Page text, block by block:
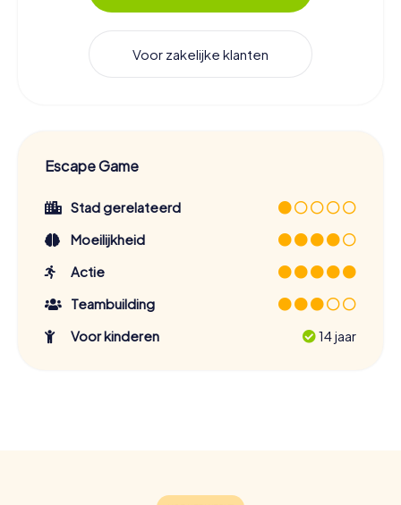
Voor zakelijke klanten
Escape Game
Stad gerelateerd
Moeilijkheid
Actie
Teambuilding
Voor kinderen
14 jaar